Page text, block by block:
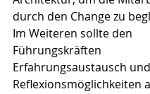
durch den Change zu
Im Weiteren sollte den
Führungskräften
Erfahrungsaustausch und
Reflexionsmöglichkeiten